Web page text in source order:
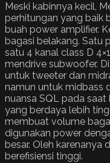
Meski kabinnya kecil,
perhitungan yang baik
buah power amplifier.
bagasi belakang. Satu
satu 4 kanal class D
mendrive subwoofer.
untuk tweeter dan
namun untuk midbass
nuansa SQL pada
yang berdaya lebih
membuat volume
digunakan power
besar. Oleh karenanya
berefisiensi tinggi.